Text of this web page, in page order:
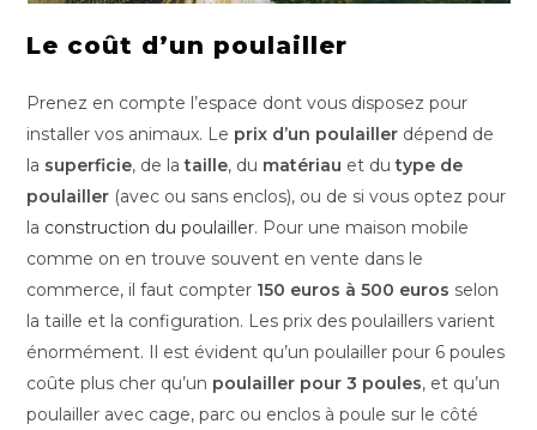
Le coût d’un poulailler
Prenez en compte l’espace dont vous disposez pour
installer vos animaux. Le prix d’un poulailler dépend de
la superficie, de lataille, du matériau et dutype de
poulailler (avec ou sans enclos), ou de si vous optez pour
la construction du poulailler. Pour une maison mobile
comme on en trouve souvent en vente dans le
commerce, il faut compter 150 euros à 500 euros selon
la taille et la configuration. Les prix des poulaillers varient
énormément. Il est évident qu’un poulailler pour 6 poules
coûte plus cher qu’un poulailler pour 3 poules, et qu’un
poulailler avec cage, parc ou enclos à poule sur le côté